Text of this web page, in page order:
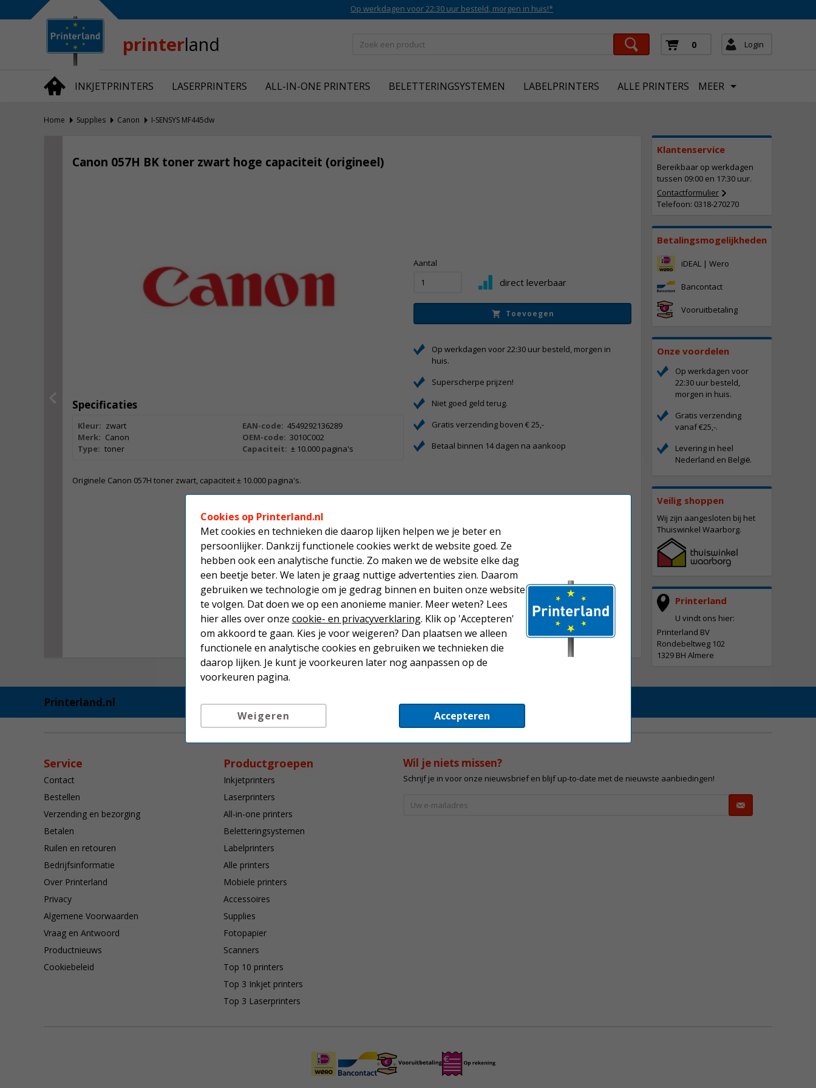
Op werkdagen voor 22:30 uur besteld, morgen in huis!*
printerland 0 Login
INKJETPRINTERS LASERPRINTERS ALL-IN-ONE PRINTERS BELETTERINGSYSTEMEN LABELPRINTERS ALLE PRINTERS MEER
Over Printerland
Privacy
Algemene Voorwaarden
Productnieuws
Home Supplies Canon I-SENSYS MF445dw
Klantenservice
Bereikbaar op werkdagen
tussen 09:00 en 17:30 uur.
Contactformulier
Telefoon: 0318-270270
Betalingsmogelijkheden
iDEAL | Wero
Bancontact
Vooruitbetaling
Onze voordelen
Op werkdagen voor
22:30 uur besteld,
morgen in huis.
Gratis verzending
vanaf €25,-.
Levering in heel
Nederland en België.
Veilig shoppen
Wij zijn aangesloten bij het
Thuiswinkel Waarborg.
Printerland
U vindt ons hier:
Printerland BV
Rondebeltweg 102
1329 BH Almere
Canon 057H BK toner zwart hoge capaciteit (origineel)
Specificaties
Kleur: zwart
Merk: Canon
Type: toner
EAN-code: 4549292136289
OEM-code: 3010C002
Capaciteit: ± 10.000 pagina's
Originele Canon 057H toner zwart, capaciteit ± 10.000 pagina's.
Aantal
direct leverbaar
Toevoegen
Op werkdagen voor 22:30 uur besteld, morgen in
huis.
Superscherpe prijzen!
Niet goed geld terug.
Gratis verzending boven € 25,-
Betaal binnen 14 dagen na aankoop
Printerland.nl
Service
Contact
Bestellen
Verzending en bezorging
Betalen
Ruilen en retouren
Bedrijfsinformatie
Over Printerland
Privacy
Algemene Voorwaarden
Vraag en Antwoord
Productnieuws
Cookiebeleid
Productgroepen
Inkjetprinters
Laserprinters
All-in-one printers
Beletteringsystemen
Labelprinters
Alle printers
Mobiele printers
Accessoires
Supplies
Fotopapier
Scanners
Top 10 printers
Top 3 Inkjet printers
Top 3 Laserprinters
Wil je niets missen?
Schrijf je in voor onze nieuwsbrief en blijf up-to-date met de nieuwste aanbiedingen!
Cookies op Printerland.nl
Met cookies en technieken die daarop lijken helpen we je beter en
persoonlijker. Dankzij functionele cookies werkt de website goed. Ze
hebben ook een analytische functie. Zo maken we de website elke dag
een beetje beter. We laten je graag nuttige advertenties zien. Daarom
gebruiken we technologie om je gedrag binnen en buiten onze website
te volgen. Dat doen we op een anonieme manier. Meer weten? Lees
hier alles over onze cookie- en privacyverklaring. Klik op 'Accepteren'
om akkoord te gaan. Kies je voor weigeren? Dan plaatsen we alleen
functionele en analytische cookies en gebruiken we technieken die
daarop lijken. Je kunt je voorkeuren later nog aanpassen op de
voorkeuren pagina.
Accepteren
Weigeren